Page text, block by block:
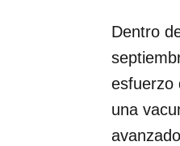
Dentro
esfuerzo
una